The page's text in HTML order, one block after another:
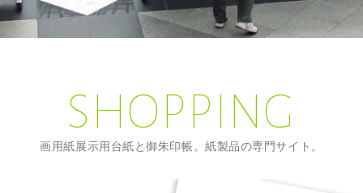
SHOPPING
画用紙展示用台紙と御朱印帳。紙製品の専門サイト。